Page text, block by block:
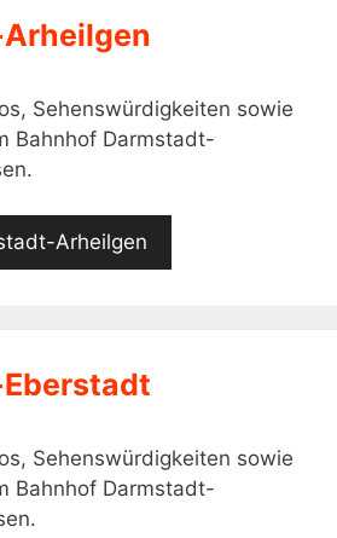
Sehenswürdigkeiten sowie
Bahnhof Darmstadt-
Arheilgen
Sehenswürdigkeiten sowie
Bahnhof Darmstadt-